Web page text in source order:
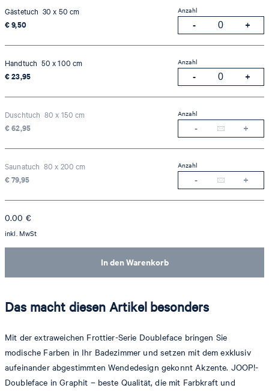
Gästetuch 30 x 50 cm
€ 9,50
Anzahl
Handtuch 50 x 100 cm
€ 23,95
Anzahl
Duschtuch 80 x 150 cm
€ 62,95
Anzahl
Saunatuch 80 x 200 cm
€ 79,95
Anzahl
In den Warenkorb
0.00 €
inkl. MwSt
Das macht diesen Artikel besonders
Mit der extraweichen Frottier-Serie Doubleface bringen Sie
modische Farben in Ihr Badezimmer und setzen mit dem exklusiv
aufeinander abgestimmten Wendedesign gekonnt Akzente. JOOP!-
Doubleface in Graphit – beste Qualität, die mit Farbkraft und